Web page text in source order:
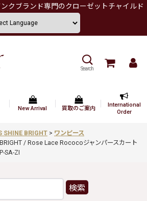
クブランド専門のクローゼットチャイルド
Search
New Arrival 買取のご案内
International
Order
SHINE BRIGHT > ワンピース
/ Rose Lace Rococoジャンパースカート
SA-ZI
検索